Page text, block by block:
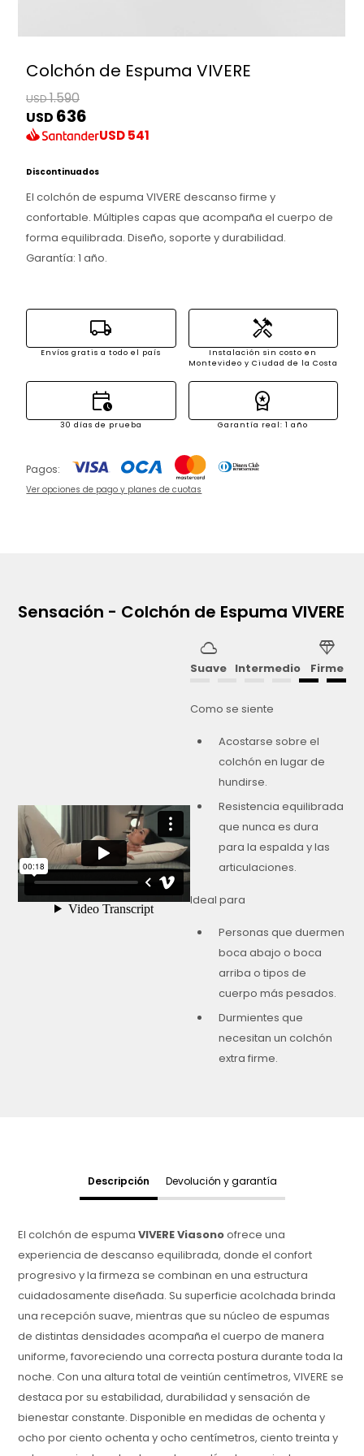
Colchón de Espuma VIVERE
USD1.590
USD 636
USD541
Discontinuados
El colchón de espuma VIVERE descanso firme y
confortable. Múltiples capas que acompaña el cuerpo de
forma equilibrada. Diseño, soporte y durabilidad.
Garantía: 1 año.
local_shipping
Envíos gratis a todo el país
handyman
Instalación sin costo en
Montevideo y Ciudad de la Costa
calendar_clock
30 días de prueba
workspace_premium
Garantía real: 1 año
Pagos:
Ver opciones de pago y planes de cuotas
Sensación - Colchón de Espuma VIVERE
cloud
Suave Intermedio
diamond
Firme
Como se siente
Acostarse sobre el
colchón en lugar de
hundirse.
Resistencia equilibrada
que nunca es dura
para la espalda y las
articulaciones.
Ideal para
Personas que duermen
boca abajo o boca
arriba o tipos de
cuerpo más pesados.
Durmientes que
necesitan un colchón
extra firme.
Descripción Devolución y garantía
El colchón de espumaVIVERE Viasonoofrece una
experiencia de descanso equilibrada, donde el confort
progresivo y la firmeza se combinan en una estructura
cuidadosamente diseñada. Su superficie acolchada brinda
una recepción suave, mientras que su núcleo de espumas
de distintas densidades acompaña el cuerpo de manera
uniforme, favoreciendo una correcta postura durante toda la
noche. Con una altura total de veintiún centímetros, VIVERE se
destaca por su estabilidad, durabilidad y sensación de
bienestar constante. Disponible en medidas de ochenta y
ocho por ciento ochenta y ocho centímetros, ciento treinta y